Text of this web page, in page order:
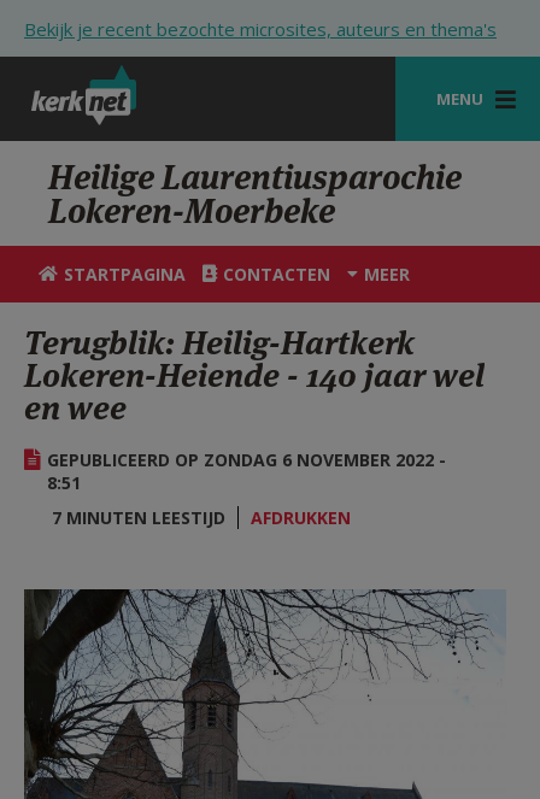
Bekijk je recent bezochte microsites, auteurs en thema's
MENU
STARTPAGINA
KERK
VIERINGEN
ZOEKEN
HULP
STARTPAGINA PORTAAL
MIJN PAROCHIE
Heilige Laurentiusparochie
Lokeren-Moerbeke
STARTPAGINA CONTACTEN MEER
Terugblik: Heilig-Hartkerk
Lokeren-Heiende - 140 jaar wel
en wee
GEPUBLICEERD OP ZONDAG 6 NOVEMBER 2022 -
8:51
7 MINUTEN LEESTIJD
AFDRUKKEN
F2184c45.jpg